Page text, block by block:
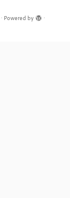
· Powered by
·